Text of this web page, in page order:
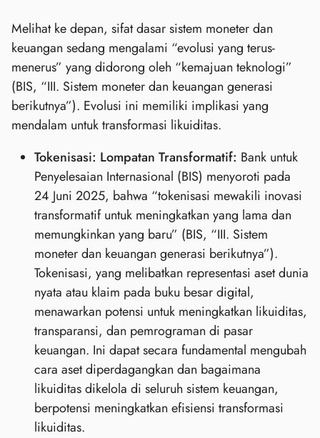
Melihat ke depan, sifat dasar sistem moneter dan
keuangan sedang mengalami “evolusi yang terus-
menerus” yang didorong oleh “kemajuan teknologi”
(BIS, “III. Sistem moneter dan keuangan generasi
berikutnya”). Evolusi ini memiliki implikasi yang
mendalam untuk transformasi likuiditas.
Tokenisasi: Lompatan Transformatif: Bank untuk
Penyelesaian Internasional (BIS) menyoroti pada
24 Juni 2025, bahwa “tokenisasi mewakili inovasi
transformatif untuk meningkatkan yang lama dan
memungkinkan yang baru” (BIS, “III. Sistem
moneter dan keuangan generasi berikutnya”).
Tokenisasi, yang melibatkan representasi aset dunia
nyata atau klaim pada buku besar digital,
menawarkan potensi untuk meningkatkan likuiditas,
transparansi, dan pemrograman di pasar
keuangan. Ini dapat secara fundamental mengubah
cara aset diperdagangkan dan bagaimana
likuiditas dikelola di seluruh sistem keuangan,
berpotensi meningkatkan efisiensi transformasi
likuiditas.